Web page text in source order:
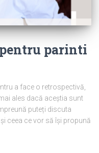
parinti
a face o retrospectivă,
ales dacă aceștia sunt
puteți discuta
ceea ce vor să își propună